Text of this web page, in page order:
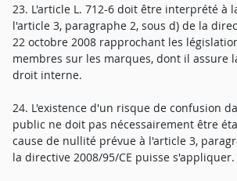
23. L'article L. 712-6 doit être interprété à
l'article 3, paragraphe 2, sous d) de la
22 octobre 2008 rapprochant les
membres sur les marques, dont il assure
droit interne.
24. L'existence d'un risque de confusion
public ne doit pas nécessairement être
cause de nullité prévue à l'article 3,
la directive 2008/95/CE puisse s'appliquer.